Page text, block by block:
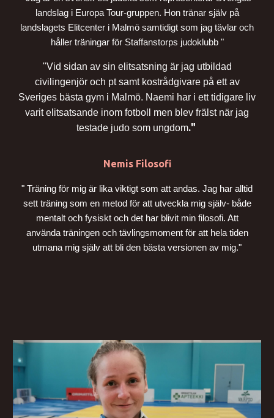
landslag i Europa Tour-gruppen. Hon tränar själv på
landslagets Elitcenter i Malmö samtidigt som jag tävlar och
håller träningar för Staffanstorps judoklubb "
"Vid sidan av sin elitsatsning är jag utbildad
civilingenjör och pt samt kostrådgivare på ett av
Sveriges bästa gym i Malmö. Naemi har i ett tidigare liv
varit elitsatsande inom fotboll men blev frälst när jag
testade judo som ungdom."
Nemis Filosofi
" Träning för mig är lika viktigt som att andas. Jag har alltid
sett träning som en metod för att utveckla mig själv- både
mentalt och fysiskt och det har blivit min filosofi. Att
använda träningen och tävlingsmoment för att hela tiden
utmana mig själv att bli den bästa versionen av mig."